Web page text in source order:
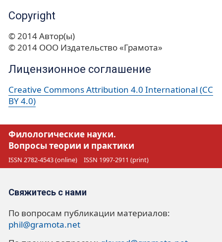
Copyright
© 2014 Автор(ы)
© 2014 ООО Издательство «Грамота»
Лицензионное соглашение
Creative Commons Attribution 4.0 International (CC
BY 4.0)
Филологические науки.
Вопросы теории и практики
ISSN 2782-4543 (online) ISSN 1997-2911 (print)
Свяжитесь с нами
По вопросам публикации материалов:
phil@gramota.net